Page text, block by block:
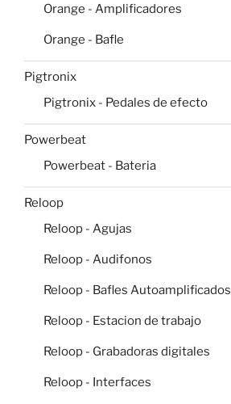
Orange - Amplificadores
Orange - Bafle
Pigtronix
Pigtronix - Pedales de efecto
Powerbeat
Powerbeat - Bateria
Reloop
Reloop - Agujas
Reloop - Audifonos
Reloop - Bafles Autoamplificados
Reloop - Estacion de trabajo
Reloop - Grabadoras digitales
Reloop - Interfaces